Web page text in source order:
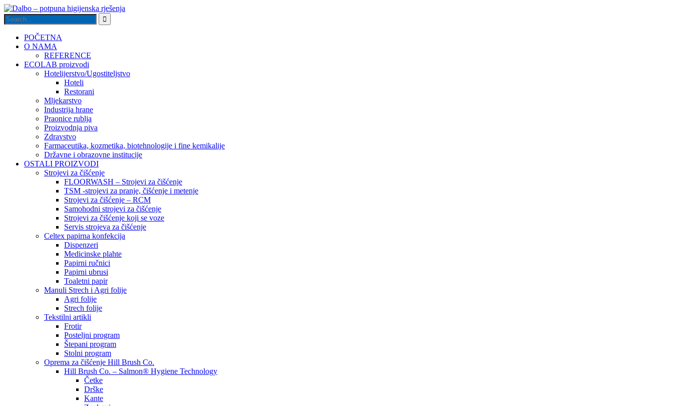
POČETNA
O NAMA
REFERENCE
ECOLAB proizvodi
Hotelijerstvo/Ugostiteljstvo
Hoteli
Restorani
Mljekarstvo
Industrija hrane
Praonice rublja
Proizvodnja piva
Zdravstvo
Farmaceutika, kozmetika, biotehnologije i fine kemikalije
Državne i obrazovne institucije
OSTALI PROIZVODI
Strojevi za čišćenje
FLOORWASH – Strojevi za čišćenje
TSM -strojevi za pranje, čišćenje i metenje
Strojevi za čišćenje – RCM
Samohodni strojevi za čišćenje
Strojevi za čišćenje koji se voze
Servis strojeva za čišćenje
Celtex papirna konfekcija
Dispenzeri
Medicinske plahte
Papirni ručnici
Papirni ubrusi
Toaletni papir
Manuli Strech i Agri folije
Agri folije
Strech folije
Tekstilni artikli
Frotir
Posteljni program
Štepani program
Stolni program
Oprema za čišćenje Hill Brush Co.
Hill Brush Co. – Salmon® Hygiene Technology
Četke
Drške
Kante